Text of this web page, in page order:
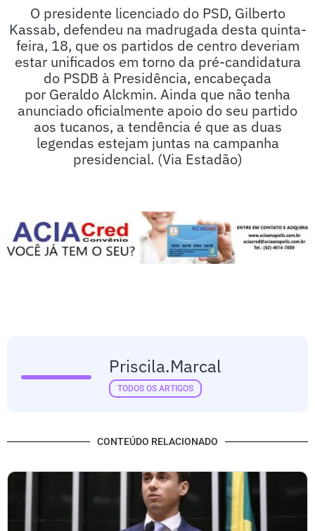
O presidente licenciado do PSD, Gilberto
Kassab, defendeu na madrugada desta quinta-
feira, 18, que os partidos de centro deveriam
estar unificados em torno da pré-candidatura
do PSDB à Presidência, encabeçada
por Geraldo Alckmin. Ainda que não tenha
anunciado oficialmente apoio do seu partido
aos tucanos, a tendência é que as duas
legendas estejam juntas na campanha
presidencial. (Via Estadão)
Priscila.marcal
TODOS OS ARTIGOS
CONTEÚDO RELACIONADO